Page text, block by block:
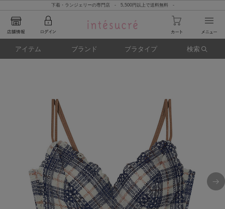
下着・ランジェリーの専門店 - 5,500円以上で送料無料 -
アイテム ブランド ブラタイプ 検索